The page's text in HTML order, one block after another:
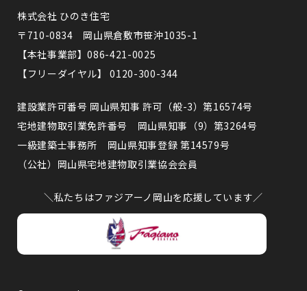
株式会社 ひのき住宅
〒710-0834 岡山県倉敷市笹沖1035-1
【本社事業部】086-421-0025
【フリーダイヤル】 0120-300-344
建設業許可番号 岡山県知事 許可（般-3）第16574号
宅地建物取引業免許番号 岡山県知事（9）第3264号
一級建築士事務所 岡山県知事登録 第14579号
（公社）岡山県宅地建物取引業協会会員
＼私たちはファジアーノ岡山を応援しています／